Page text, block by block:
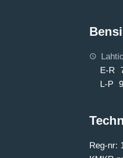
E-R
L-P
Reg-nr: